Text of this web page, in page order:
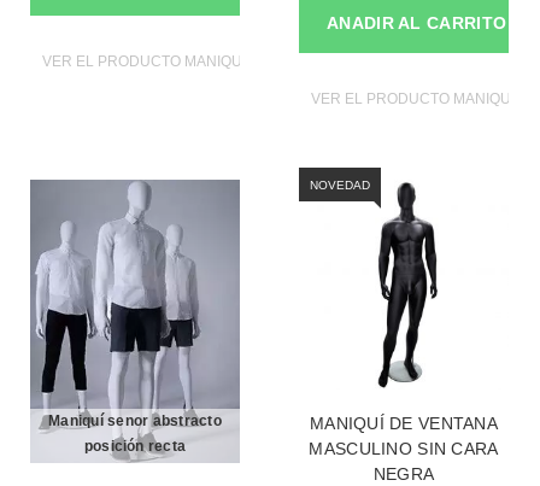
VER EL PRODUCTO MANIQUIES
ANADIR AL CARRITO
VER EL PRODUCTO MANIQUIES
Maniquí senor abstracto
posición recta
NOVEDAD
MANIQUÍ DE VENTANA
MASCULINO SIN CARA
NEGRA